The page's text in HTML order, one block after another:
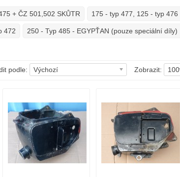
+ ČZ 501,502 SKŮTR 175 - typ 477, 125 - typ 476
472 250 - Typ 485 - EGYPŤAN (pouze speciální díly)
Zobrazit: 100
podle: Výchozí